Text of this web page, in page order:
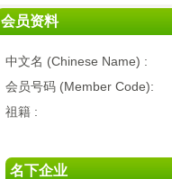
会员资料
中文名 (Chinese Name) :
会员号码 (Member Code):
祖籍 :
名下企业